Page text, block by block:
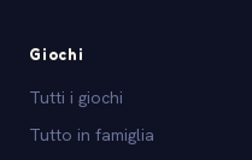
Giochi
Tutti i giochi
Tutto in famiglia